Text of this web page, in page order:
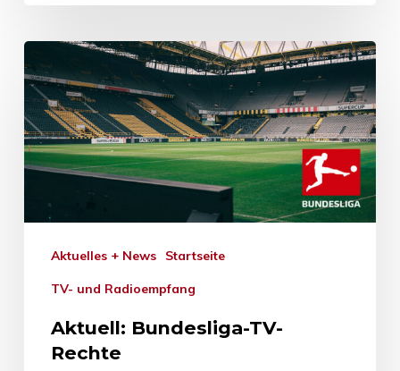
Aktuelles + News Startseite
TV- und Radioempfang
Aktuell: Bundesliga-TV-
Rechte